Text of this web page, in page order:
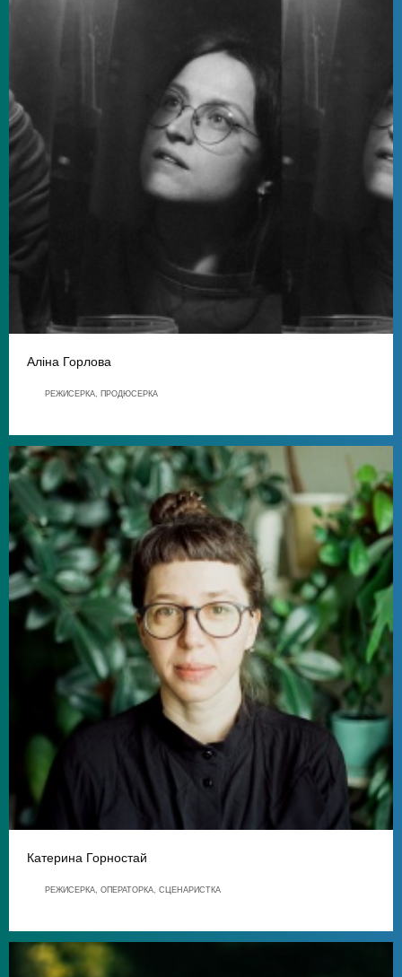
Аліна Горлова
РЕЖИСЕРКА, ПРОДЮСЕРКА
Катерина Горностай
РЕЖИСЕРКА, ОПЕРАТОРКА, СЦЕНАРИСТКА